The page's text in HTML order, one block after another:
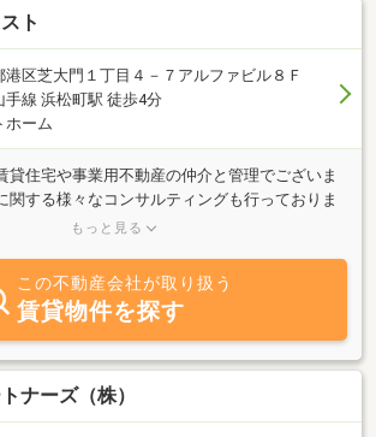
ト
港区芝大門１丁目４－７アルファビル８Ｆ
手線 浜松町駅 徒歩4分
ホーム
貸住宅や事業用不動産の仲介と管理でございま
関する様々なコンサルティングも行っておりま
困っていること、将来の売却や購入にあたり知
もっと見る
この不動産会社が取り扱う
賃貸物件を探す
ナーズ（株）